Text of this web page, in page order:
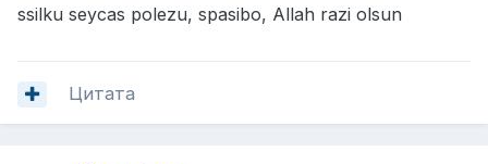
ssilku seycas polezu, spasibo, Allah razi olsun
Цитата